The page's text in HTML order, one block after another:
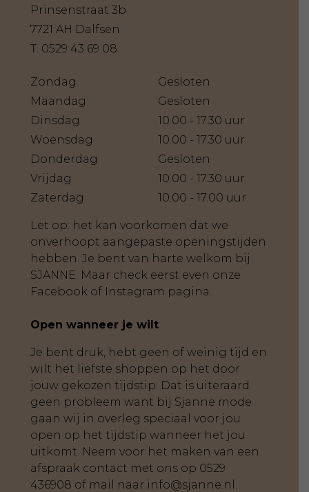
Prinsenstraat 3b
7721 AH Dalfsen
T. 0529 43 69 08
Zondag
Maandag
Dinsdag
Woensdag
Donderdag
Vrijdag
Zaterdag
Gesloten
Gesloten
10.00 - 17.30 uur
10.00 - 17.30 uur
Gesloten
10.00 - 17.30 uur
10.00 - 17.00 uur
Let op: het kan voorkomen dat we
onverhoopt aangepaste openingstijden
hebben. Je bent van harte welkom bij
SJANNE. Maar check eerst even onze
Facebook of Instagram pagina.
Open wanneer je wilt
Je bent druk, hebt geen of weinig tijd en
wilt het liefste shoppen op het door
jouw gekozen tijdstip. Dat is uiteraard
geen probleem want bij Sjanne mode
gaan wij in overleg speciaal voor jou
open op het tijdstip wanneer het jou
uitkomt. Neem voor het maken van een
afspraak contact met ons op 0529
436908 of mail naar info@sjanne.nl .